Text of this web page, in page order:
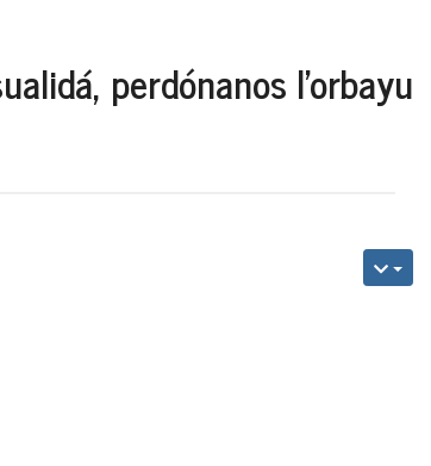
perdónanos l'orbayu